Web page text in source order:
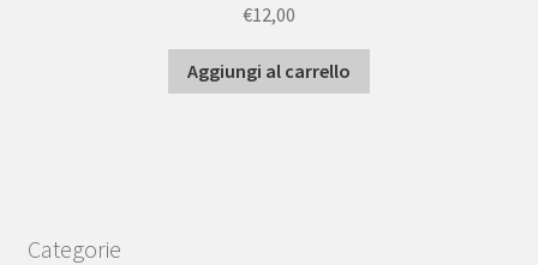
€12,00
Aggiungi al carrello
Categorie